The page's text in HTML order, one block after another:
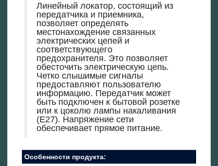
Линейный локатор, состоящий из
передатчика и приемника,
позволяет определять
местонахождение связанных
электрических цепей и
соответствующего
предохранителя. Это позволяет
обесточить электрическую цепь.
Четко слышимые сигналы
предоставляют пользователю
информацию. Передатчик может
быть подключен к бытовой розетке
или к цоколю лампы накаливания
(E27). Напряжение сети
обеспечивает прямое питание.
Особенности продукта: